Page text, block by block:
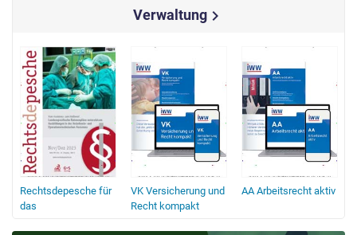
Verwaltungchevron_right
Rechtsdepesche für
das
VK Versicherung und
Recht kompakt
AA Arbeitsrecht aktiv